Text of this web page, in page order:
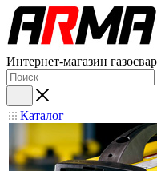
Интернет-магазин
Каталог